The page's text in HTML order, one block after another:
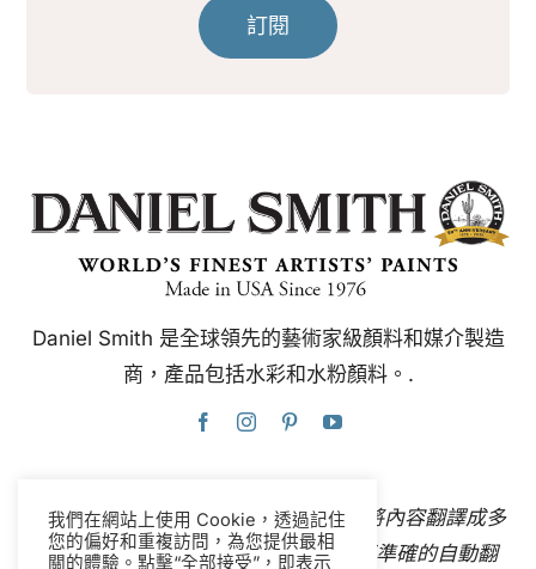
訂閱
Daniel Smith 是全球領先的藝術家級顏料和媒介製造
商，產品包括水彩和水粉顏料。.
本網站使用Google翻譯，可即時自動將內容翻譯成多
種語言。聯絡我們如果您發現任何不準確的自動翻
我們在網站上使用 Cookie，透過記住
您的偏好和重複訪問，為您提供最相
關的體驗。點擊“全部接受”，即表示